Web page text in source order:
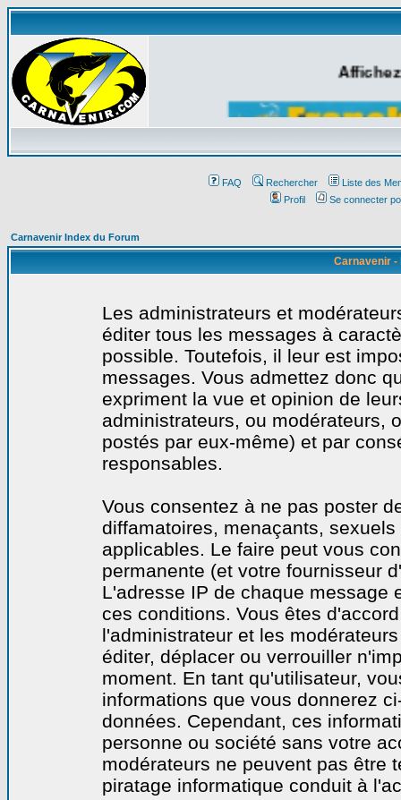
FAQ Rechercher
Liste des
Profil
Se connecter
Carnavenir Index du Forum
Carnavenir -
Les administrateurs et
éditer tous les messages à
possible. Toutefois, il leur est
messages. Vous admettez donc
expriment la vue et opinion de
administrateurs, ou modérateurs,
postés par eux-même) et par
responsables.
Vous consentez à ne pas poster
diffamatoires, menaçants,
applicables. Le faire peut vous
permanente (et votre fournisseur
L'adresse IP de chaque message
ces conditions. Vous êtes
l'administrateur et les
éditer, déplacer ou verrouiller
moment. En tant qu'utilisateur,
informations que vous donnerez
données. Cependant, ces
personne ou société sans votre
modérateurs ne peuvent pas être
piratage informatique conduit à